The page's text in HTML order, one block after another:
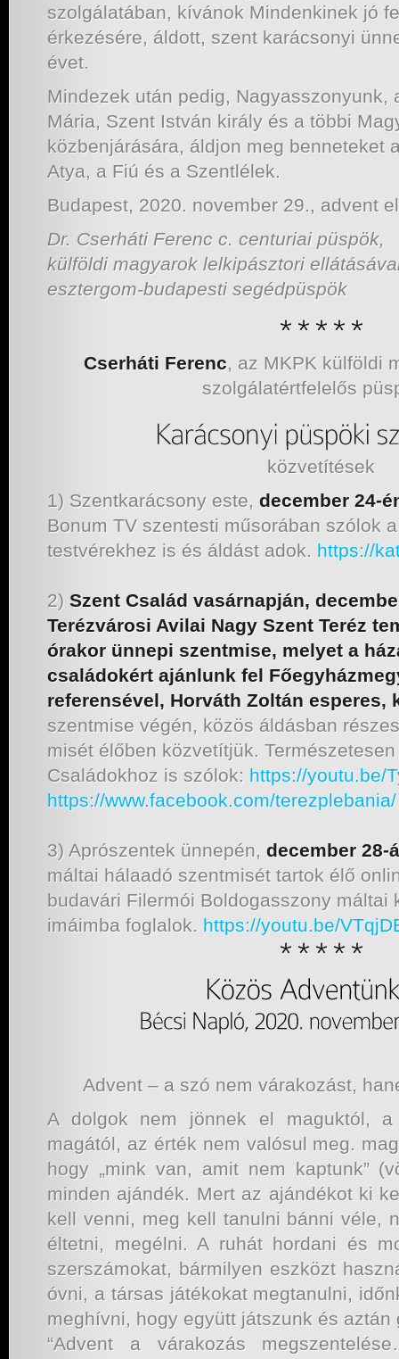
szolgálatában, kívánok Mindenkinek jó
érkezésére, áldott, szent karácsonyi
évet.
Mindezek után pedig, Nagyasszonyunk,
Mária, Szent István király és a többi
közbenjárására, áldjon meg benneteket
Atya, a Fiú és a Szentlélek.
Budapest, 2020. november 29., advent
Dr. Cserháti Ferenc c. centuriai püspök,
külföldi magyarok lelkipásztori
esztergom-budapesti segédpüspök
Cserháti Ferenc, az MKPK külföldi
szolgálatértfelelős
közvetítések
1) Szentkarácsony este, december 24-
Bonum TV szentesti műsorában szólok
testvérekhez is és áldást adok. https://
2) Szent Család vasárnapján,
Terézvárosi Avilai Nagy Szent Teréz
órakor ünnepi szentmise, melyet a
családokért ajánlunk fel
referensével, Horváth Zoltán esperes,
szentmise végén, közös áldásban
misét élőben közvetítjük.
Családokhoz is szólok: https://youtu.be/
https://www.facebook.com/terezplebania/
3) Aprószentek ünnepén, december 28-
máltai hálaadó szentmisét tartok élő
budavári Filermói Boldogasszony máltai
imáimba foglalok. https://youtu.be/
Advent – a szó nem várakozást,
A dolgok nem jönnek el maguktól,
magától, az érték nem valósul meg.
hogy „mink van, amit nem kaptunk”
minden ajándék. Mert az ajándékot ki
kell venni, meg kell tanulni bánni véle,
éltetni, megélni. A ruhát hordani és
szerszámokat, bármilyen eszközt
óvni, a társas játékokat megtanulni,
meghívni, hogy együtt játszunk és aztán
“Advent a várakozás